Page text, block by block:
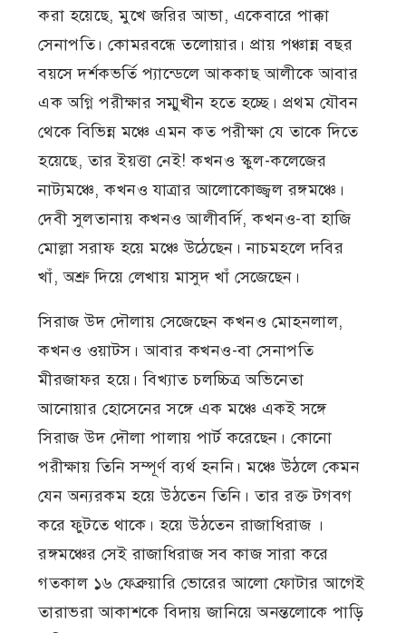
করা হয়েছে, মুখে জরির আভা, একেবারে পাক্কা
সেনাপতি। কোমরবন্ধে তলোয়ার। প্রায় পঞ্চান্ন বছর
বয়সে দর্শকভর্তি প্যান্ডেলে আককাছ আলীকে আবার
এক অগ্নি পরীক্ষার সম্মুখীন হতে হচ্ছে। প্রথম যৌবন
থেকে বিভিন্ন মঞ্চে এমন কত পরীক্ষা যে তাকে দিতে
হয়েছে, তার ইয়ত্তা নেই! কখনও স্কুল-কলেজের
নাট্যমঞ্চে, কখনও যাত্রার আলোকোজ্জ্বল রঙ্গমঞ্চে।
দেবী সুলতানায় কখনও আলীবর্দি, কখনও-বা হাজি
মোল্লা সরাফ হয়ে মঞ্চে উঠেছেন। নাচমহলে দবির
খাঁ, অশ্রু দিয়ে লেখায় মাসুদ খাঁ সেজেছেন।
সিরাজ উদ দৌলায় সেজেছেন কখনও মোহনলাল,
কখনও ওয়াটস। আবার কখনও-বা সেনাপতি
মীরজাফর হয়ে। বিখ্যাত চলচ্চিত্র অভিনেতা
আনোয়ার হোসেনের সঙ্গে এক মঞ্চে একই সঙ্গে
সিরাজ উদ দৌলা পালায় পার্ট করেছেন। কোনো
পরীক্ষায় তিনি সম্পূর্ণ ব্যর্থ হননি। মঞ্চে উঠলে কেমন
যেন অন্যরকম হয়ে উঠতেন তিনি। তার রক্ত টগবগ
করে ফুটতে থাকে। হয়ে উঠতেন রাজাধিরাজ ।
রঙ্গমঞ্চের সেই রাজাধিরাজ সব কাজ সারা করে
গতকাল ১৬ ফেব্রুয়ারি ভোরের আলো ফোটার আগেই
তারাভরা আকাশকে বিদায় জানিয়ে অনন্তলোকে পাড়ি